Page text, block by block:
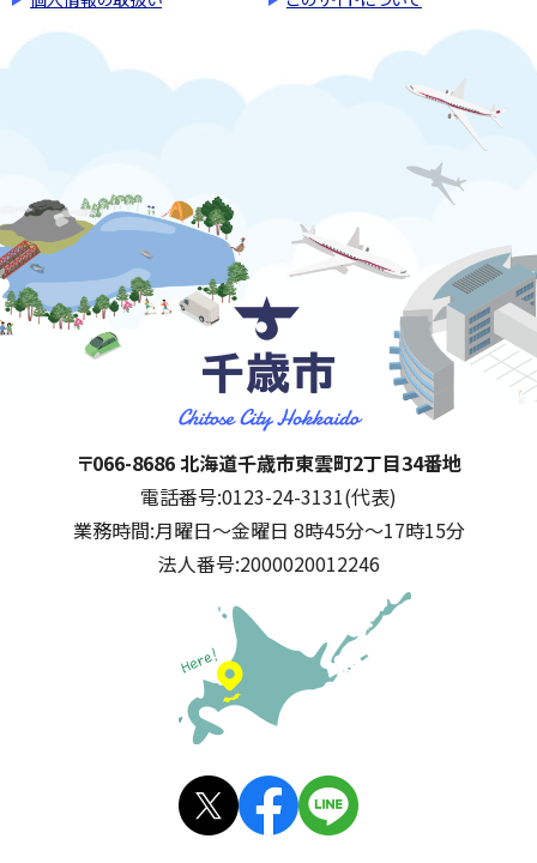
千歳市
住所:
〒066-8686 北海道千歳市東雲町2丁目34番地
電話番号:0123-24-3131(代表)
業務時間:月曜日～金曜日 8時45分～17時15分
法人番号:2000020012246
公式SNS